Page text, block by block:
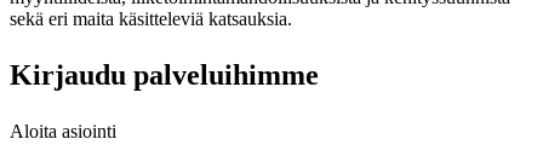
sekä eri maita käsitteleviä katsauksia.
Kirjaudu palveluihimme
Aloita asiointi